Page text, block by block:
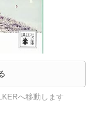
へ移動します